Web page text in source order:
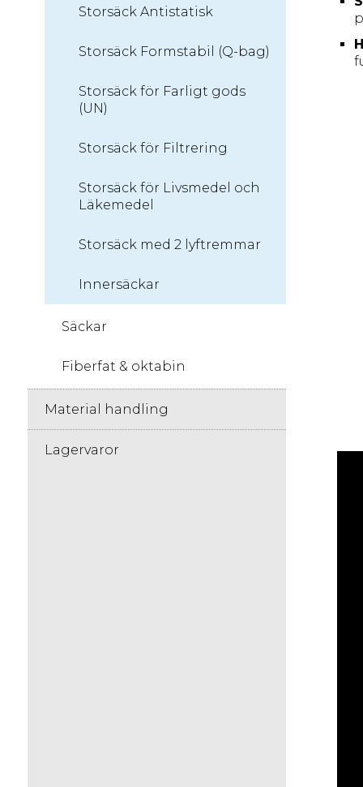
Storsäck Antistatisk
Storsäck Formstabil (Q-bag)
Storsäck för Farligt gods
(UN)
Storsäck för Filtrering
Storsäck för Livsmedel och
Läkemedel
Storsäck med 2 lyftremmar
Innersäckar
Säckar
Fiberfat & oktabin
Material handling
Lagervaror